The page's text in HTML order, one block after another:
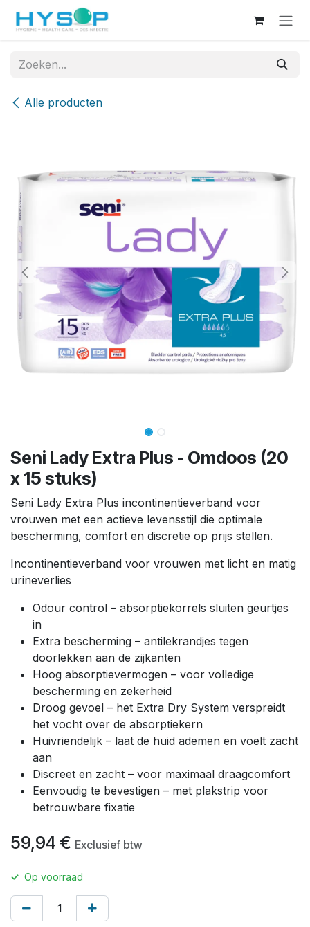
Overslaan naar inhoud
Alle producten
Seni Lady Extra Plus - Omdoos (20
x 15 stuks)
Seni Lady Extra Plus incontinentieverband voor
vrouwen met een actieve levensstijl die optimale
bescherming, comfort en discretie op prijs stellen.
Incontinentieverband voor vrouwen met licht en matig
urineverlies
Odour control – absorptiekorrels sluiten geurtjes
in
Extra bescherming – antilekrandjes tegen
doorlekken aan de zijkanten
Hoog absorptievermogen – voor volledige
bescherming en zekerheid
Droog gevoel – het Extra Dry System verspreidt
het vocht over de absorptiekern
Huivriendelijk – laat de huid ademen en voelt zacht
aan
Discreet en zacht – voor maximaal draagcomfort
Eenvoudig te bevestigen – met plakstrip voor
betrouwbare fixatie
59,94 € Exclusief btw
✓ Op voorraad